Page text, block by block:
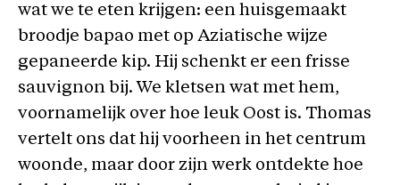
wat we te eten krijgen: een huisgemaakt
broodje bapao met op Aziatische wijze
gepaneerde kip. Hij schenkt er een frisse
sauvignon bij. We kletsen wat met hem,
voornamelijk over hoe leuk Oost is. Thomas
vertelt ons dat hij voorheen in het centrum
woonde, maar door zijn werk ontdekte hoe